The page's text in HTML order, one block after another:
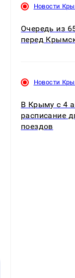
Новости
Очередь из
перед
Новости
В Крыму с 4
расписание
поездов